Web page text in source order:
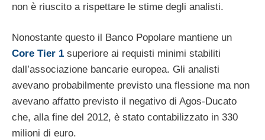
non è riuscito a rispettare le stime degli analisti.
Nonostante questo il Banco Popolare mantiene un
Core Tier 1 superiore ai requisti minimi stabiliti
dall’associazione bancarie europea. Gli analisti
avevano probabilmente previsto una flessione ma non
avevano affatto previsto il negativo di Agos-Ducato
che, alla fine del 2012, è stato contabilizzato in 330
milioni di euro.